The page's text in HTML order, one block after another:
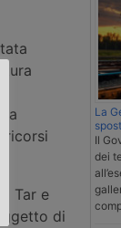
ricorsi
Tar e
di
La
Il
dei